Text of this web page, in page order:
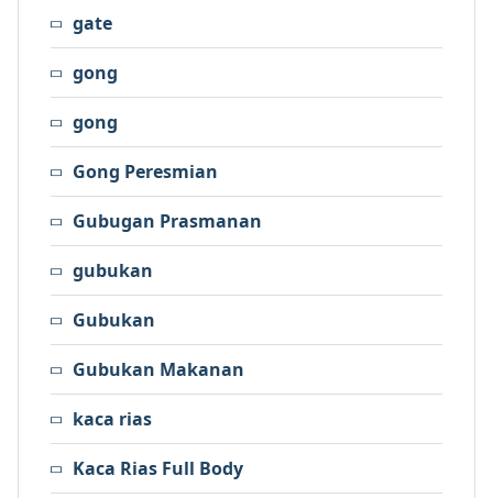
gate
gong
gong
Gong Peresmian
Gubugan Prasmanan
gubukan
Gubukan
Gubukan Makanan
kaca rias
Kaca Rias Full Body